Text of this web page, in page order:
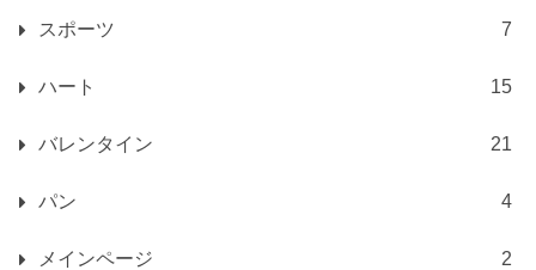
スポーツ 7
ハート 15
バレンタイン 21
パン 4
メインページ 2